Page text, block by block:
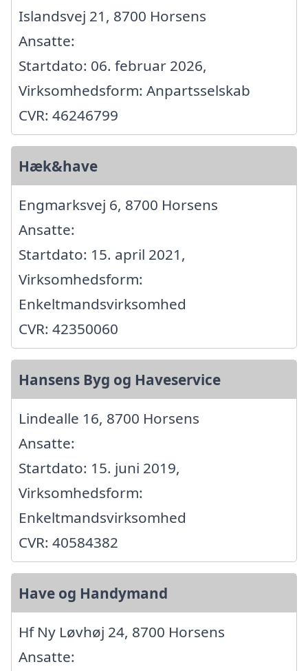
Islandsvej 21, 8700 Horsens
Ansatte:
Startdato: 06. februar 2026,
Virksomhedsform: Anpartsselskab
CVR: 46246799
Hæk&have
Engmarksvej 6, 8700 Horsens
Ansatte:
Startdato: 15. april 2021,
Virksomhedsform:
Enkeltmandsvirksomhed
CVR: 42350060
Hansens Byg og Haveservice
Lindealle 16, 8700 Horsens
Ansatte:
Startdato: 15. juni 2019,
Virksomhedsform:
Enkeltmandsvirksomhed
CVR: 40584382
Have og Handymand
Hf Ny Løvhøj 24, 8700 Horsens
Ansatte: